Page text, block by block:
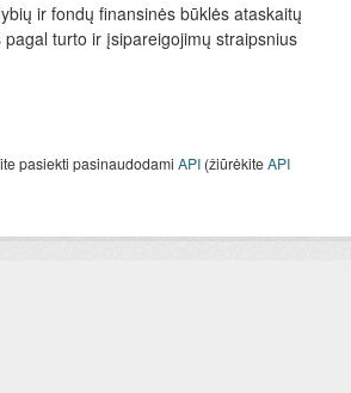
ir fondų finansinės būklės ataskaitų
turto ir įsipareigojimų straipsnius
pasiekti pasinaudodami API (žiūrėkiteAPI